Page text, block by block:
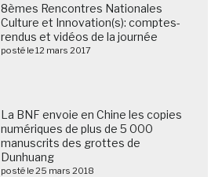
8èmes Rencontres Nationales
Culture et Innovation(s): comptes-
rendus et vidéos de la journée
posté le 12 mars 2017
La BNF envoie en Chine les copies
numériques de plus de 5 000
manuscrits des grottes de
Dunhuang
posté le 25 mars 2018